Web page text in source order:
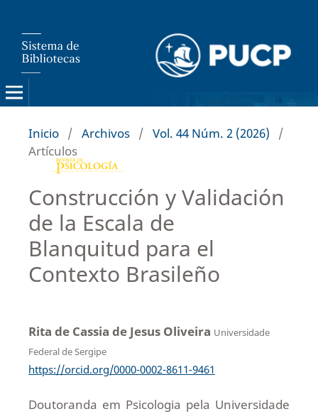
Inicio / Archivos / Vol. 44 Núm. 2 (2026)
/
Artículos
Construcción y Validación
de la Escala de
Blanquitud para el
Contexto Brasileño
Rita de Cassia de Jesus Oliveira Universidade
Federal de Sergipe
https://orcid.org/0000-0002-8611-9461
Doutoranda em Psicologia pela Universidade